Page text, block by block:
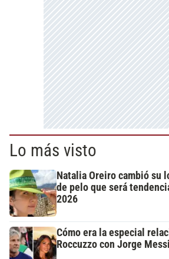
Lo más visto
Natalia Oreiro cambió su
de pelo que será
2026
Cómo era la especial
Roccuzzo con Jorge